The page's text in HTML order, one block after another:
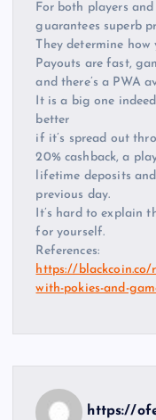
For both players
guarantees superb
They determine
Payouts are fast,
and there’s a PWA
It is a big one
better
if it’s spread out
20% cashback, a
lifetime deposits
previous day.
It’s hard to explain
for yourself.
References:
https://
with-pokies-and-
https://